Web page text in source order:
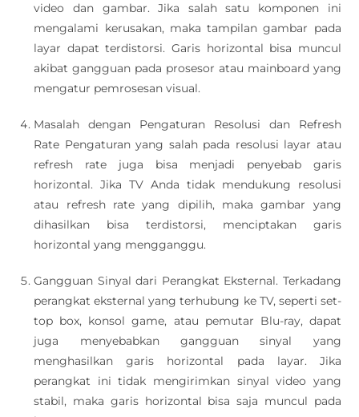
video dan gambar. Jika salah satu komponen ini
mengalami kerusakan, maka tampilan gambar pada
layar dapat terdistorsi. Garis horizontal bisa muncul
akibat gangguan pada prosesor atau mainboard yang
mengatur pemrosesan visual.
Masalah dengan Pengaturan Resolusi dan Refresh
Rate Pengaturan yang salah pada resolusi layar atau
refresh rate juga bisa menjadi penyebab garis
horizontal. Jika TV Anda tidak mendukung resolusi
atau refresh rate yang dipilih, maka gambar yang
dihasilkan bisa terdistorsi, menciptakan garis
horizontal yang mengganggu.
Gangguan Sinyal dari Perangkat Eksternal. Terkadang
perangkat eksternal yang terhubung ke TV, seperti set-
top box, konsol game, atau pemutar Blu-ray, dapat
juga menyebabkan gangguan sinyal yang
menghasilkan garis horizontal pada layar. Jika
perangkat ini tidak mengirimkan sinyal video yang
stabil, maka garis horizontal bisa saja muncul pada